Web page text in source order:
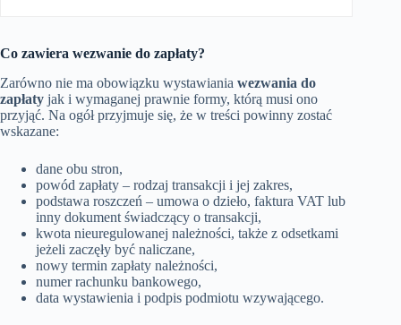
Co zawiera wezwanie do zapłaty?
Zarówno nie ma obowiązku wystawiania wezwania do
zapłaty jak i wymaganej prawnie formy, którą musi ono
przyjąć. Na ogół przyjmuje się, że w treści powinny zostać
wskazane:
dane obu stron,
powód zapłaty – rodzaj transakcji i jej zakres,
podstawa roszczeń – umowa o dzieło, faktura VAT lub
inny dokument świadczący o transakcji,
kwota nieuregulowanej należności, także z odsetkami
jeżeli zaczęły być naliczane,
nowy termin zapłaty należności,
numer rachunku bankowego,
data wystawienia i podpis podmiotu wzywającego.